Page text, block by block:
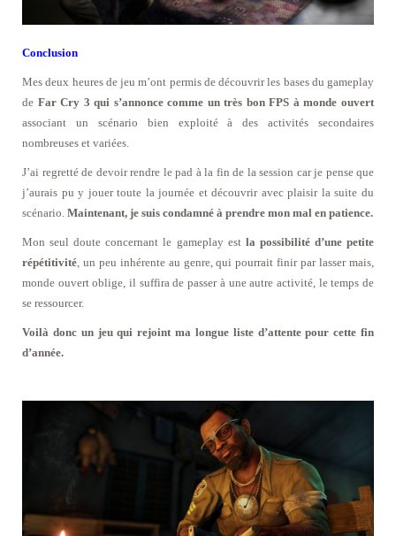
Conclusion
Mes deux heures de jeu m’ont permis de découvrir les bases du gameplay
de Far Cry 3 qui s’annonce comme un très bon FPS à monde ouvert
associant un scénario bien exploité à des activités secondaires
nombreuses et variées.
J’ai regretté de devoir rendre le pad à la fin de la session car je pense que
j’aurais pu y jouer toute la journée et découvrir avec plaisir la suite du
scénario. Maintenant, je suis condamné à prendre mon mal en patience.
Mon seul doute concernant le gameplay est la possibilité d’une petite
répétitivité, un peu inhérente au genre, qui pourrait finir par lasser mais,
monde ouvert oblige, il suffira de passer à une autre activité, le temps de
se ressourcer.
Voilà donc un jeu qui rejoint ma longue liste d’attente pour cette fin
d’année.